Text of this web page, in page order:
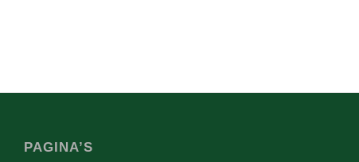
PAGINA’S